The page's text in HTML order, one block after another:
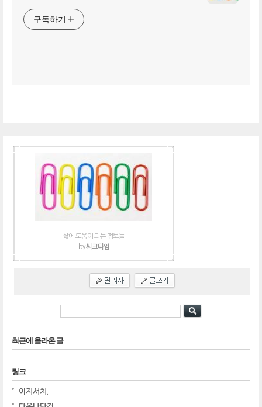
구독하기
삶에 도움이 되는 정보들
by씨크타임
최근에 올라온 글
링크
이지서치.